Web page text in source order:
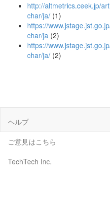
http://altmetrics.ceek.jp/
char/ja/ (1)
https://
char/ja (2)
https://
char/ja/ (2)
ヘルプ
ご意見はこちら
TechTech Inc.